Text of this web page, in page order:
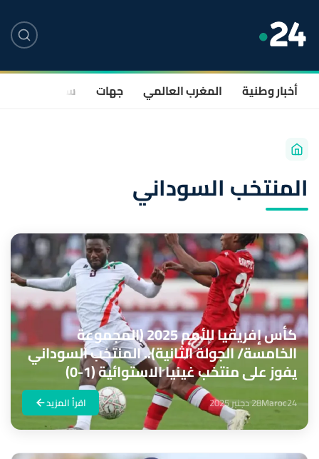
أخبار وطنية المغرب العالمي جهات سياسة
المنتخب السوداني
كأس إفريقيا للأمم 2025 (المجموعة
الخامسة/ الجولة الثانية).. المنتخب السوداني
يفوز على منتخب غينيا الاستوائية (1-0)
Maroc2428 دجنبر 2025 اقرأ المزيد